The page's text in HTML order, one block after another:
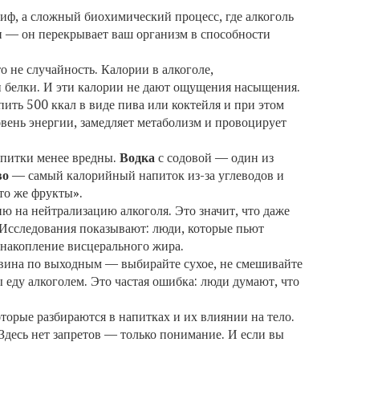
а сложный биохимический процесс, где алкоголь
— он перекрывает ваш организм в способности
не случайность. Калории в алкоголе,
белки. И эти калории не дают ощущения насыщения.
500 ккал в виде пива или коктейля и при этом
энергии, замедляет метаболизм и провоцирует
менее вредны. Водка с содовой — один из
— самый калорийный напиток из-за углеводов и
же фрукты».
на нейтрализацию алкоголя. Это значит, что даже
показывают: люди, которые пьют
висцерального жира.
вина по выходным — выбирайте сухое, не смешивайте
алкоголем. Это частая ошибка: люди думают, что
разбираются в напитках и их влиянии на тело.
нет запретов — только понимание. И если вы